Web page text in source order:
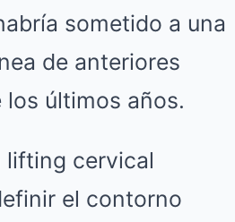
sometido a una
de anteriores
últimos años.
lifting cervical
el contorno